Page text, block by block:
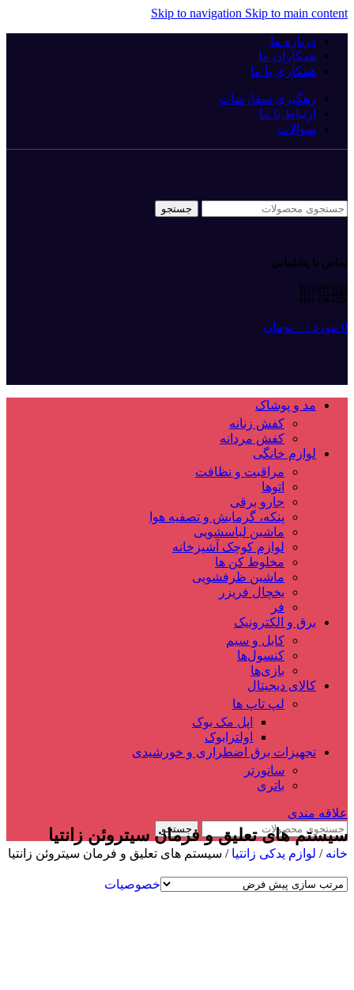
Skip to navigation Skip to main content
درباره ما
همکاران ما
همکاری با ما
رهگیری سفارشات
ارتباط با ما
سوالات
جستجو
تماس با پشتیبانی
021-4448-5753
0917-325-4089
0917-126-5520
0 مورد / ۰ تومان
مد و پوشاک
کفش زنانه
کفش مردانه
لوازم خانگی
مراقبت و نظافت
اتوها
جارو برقی
پنکه، گرمایش و تصفیه هوا
ماشین لباسشویی
لوازم کوچک آشپزخانه
مخلوط کن ها
ماشین ظرفشویی
یخچال فریزر
فر
برق و الکترونیک
کابل و سیم
کنسول‌ها
بازی‌ها
کالای دیجیتال
لپ تاپ ها
اپل مک بوک
اولترابوک
تجهیزات برق اضطراری و خورشیدی
سانورتر
باتری
علاقه مندی
جستجو
سیستم های تعلیق و فرمان سیتروئن زانتیا
خانه/ لوازم یدکی زانتیا/ سیستم های تعلیق و فرمان سیتروئن زانتیا
خصوصیات